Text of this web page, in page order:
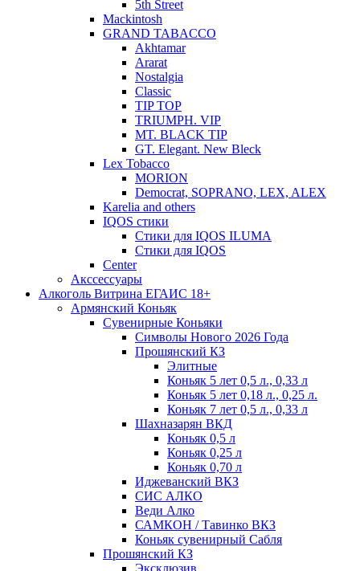
5th Street
Mackintosh
GRAND TABACCO
Akhtamar
Ararat
Nostalgia
Classic
TIP TOP
TRIUMPH. VIP
MT. BLACK TIP
GT. Elegant. New Bleck
Lex Tobacco
MORION
Democrat, SOPRANO, LEX, ALEX
Karelia and others
IQOS стики
Стики для IQOS ILUMA
Стики для IQOS
Сenter
Акссессуары
Алкоголь Витрина ЕГАИС 18+
Армянский Коньяк
Сувенирные Коньяки
Символы Нового 2026 Года
Прошянский КЗ
Элитные
Коньяк 5 лет 0,5 л., 0,33 л
Коньяк 5 лет 0,18 л., 0,25 л.
Коньяк 7 лет 0,5 л., 0,33 л
Шахназарян ВКД
Коньяк 0,5 л
Коньяк 0,25 л
Коньяк 0,70 л
Иджеванский ВКЗ
СИС АЛКО
Веди Алко
САМКОН / Тавинко ВКЗ
Коньяк сувенирный Сабля
Прошянский КЗ
Эксклюзив